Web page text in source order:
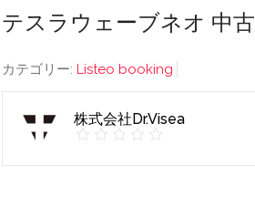
テスラウェーブネオ 中古
カテゴリー: Listeo booking
株式会社Dr.Visea